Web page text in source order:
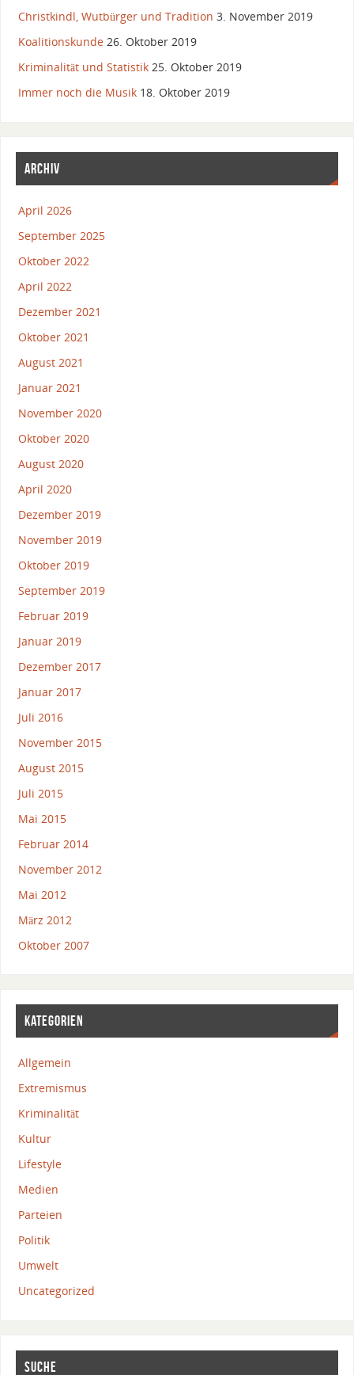
Christkindl, Wutbürger und Tradition 3. November 2019
Koalitionskunde 26. Oktober 2019
Kriminalität und Statistik 25. Oktober 2019
Immer noch die Musik 18. Oktober 2019
ARCHIV
April 2026
September 2025
Oktober 2022
April 2022
Dezember 2021
Oktober 2021
August 2021
Januar 2021
November 2020
Oktober 2020
August 2020
April 2020
Dezember 2019
November 2019
Oktober 2019
September 2019
Februar 2019
Januar 2019
Dezember 2017
Januar 2017
Juli 2016
November 2015
August 2015
Juli 2015
Mai 2015
Februar 2014
November 2012
Mai 2012
März 2012
Oktober 2007
KATEGORIEN
Allgemein
Extremismus
Kriminalität
Kultur
Lifestyle
Medien
Parteien
Politik
Umwelt
Uncategorized
SUCHE